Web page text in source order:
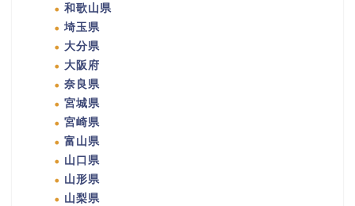
和歌山県
埼玉県
大分県
大阪府
奈良県
宮城県
宮崎県
富山県
山口県
山形県
山梨県